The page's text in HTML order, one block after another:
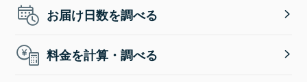
お届け日数を調べる
料金を計算・調べる